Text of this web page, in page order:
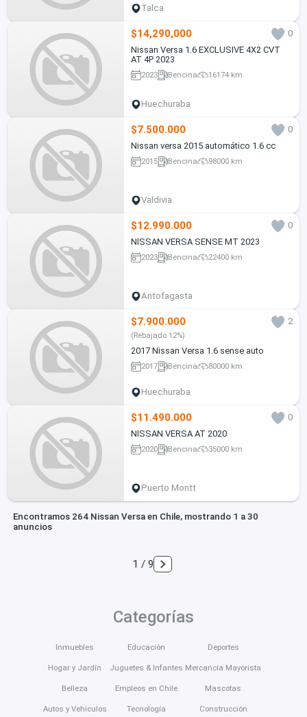
Talca
$14,290,000
0
Nissan Versa 1.6 EXCLUSIVE 4X2 CVT
AT 4P 2023
2023 Bencina 16174 km
Huechuraba
$7.500.000
0
Nissan versa 2015 automático 1.6 cc
2015 Bencina 98000 km
Valdivia
$12.990.000
0
NISSAN VERSA SENSE MT 2023
2023 Bencina 22400 km
Antofagasta
$7.900.000 2
(Rebajado 12%)
2017 Nissan Versa 1.6 sense auto
2017 Bencina 80000 km
Huechuraba
$11.490.000
0
NISSAN VERSA AT 2020
2020 Bencina 35000 km
Puerto Montt
Encontramos 264 Nissan Versa en Chile, mostrando 1 a 30
anuncios
1 / 9
Categorías
Inmuebles
Hogar y Jardín
Belleza
Autos y Vehículos
Educación
Juguetes & Infantes
Empleos en Chile
Tecnología
Deportes
Mercancía Mayorista
Mascotas
Construcción